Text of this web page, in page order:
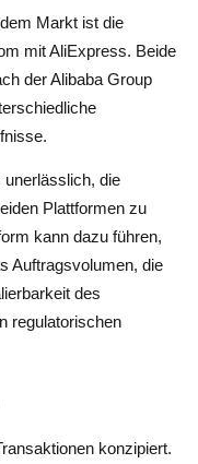
Markt ist die
mit AliExpress. Beide
der Alibaba Group
unerlässlich, die
Plattformen zu
kann dazu führen,
Auftragsvolumen, die
des
regulatorischen
konzipiert.